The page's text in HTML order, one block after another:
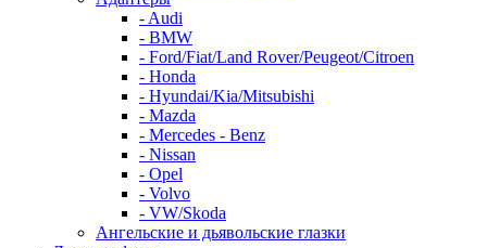
- Audi
- BMW
- Ford/Fiat/Land Rover/Peugeot/Citroen
- Honda
- Hyundai/Kia/Mitsubishi
- Mazda
- Mercedes - Benz
- Nissan
- Opel
- Volvo
- VW/Skoda
Ангельские и дьявольские глазки